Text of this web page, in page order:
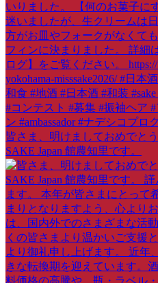
皆さま、明けましておめでと
SAKE Japan 館農知里です。